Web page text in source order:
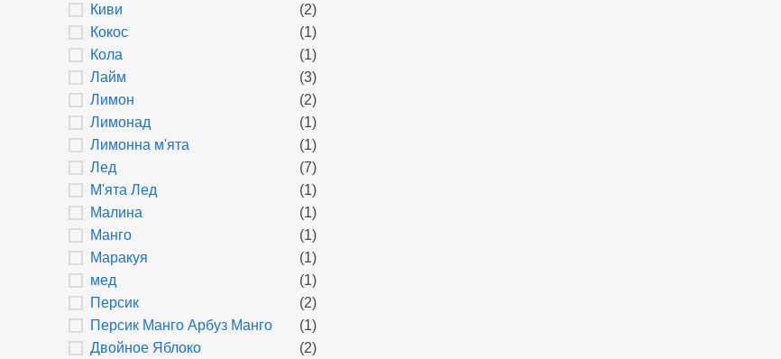
Киви
(2)
Кокос
(1)
Кола
(1)
Лайм
(3)
Лимон
(2)
Лимонад
(1)
Лимонна м'ята
(1)
Лед
(7)
М'ята Лед
(1)
Малина
(1)
Манго
(1)
Маракуя
(1)
мед
(1)
Персик
(2)
Персик Манго Арбуз Манго
(1)
Двойное Яблоко
(2)